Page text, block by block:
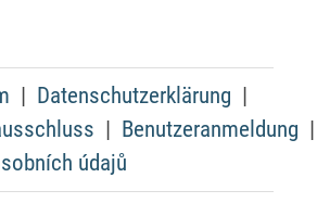
Datenschutzerklärung
Benutzeranmeldung
údajů